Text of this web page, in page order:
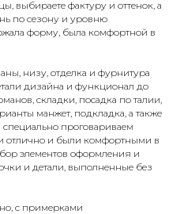
выбираете фактуру и оттенок, а
по сезону и уровню
форму, была комфортной в
низу, отделка и фурнитура
дизайна и функционал до
складки, посадка по талии,
манжет, подкладка, а также
проговариваем
отлично и были комфортными в
элементов оформления и
и детали, выполненные без
с примерками